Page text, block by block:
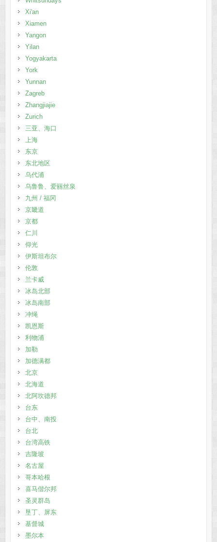
Xi'an
Xiamen
Yangon
Yilan
Yogyakarta
York
Yunnan
Zagreb
Zhangjiajie
Zurich
三亚、海口
上海
东京
东北地区
乌代浦
乌鲁鲁、爱丽丝泉
九州 / 福冈
京畿道
京都
仁川
仰光
伊斯坦布尔
伦敦
兰卡威
冰岛北部
冰岛南部
冲绳
凯恩斯
利物浦
加勒
加德满都
北京
北海道
北阿坎德邦
台东
台中、南投
台北
台湾高铁
吉隆坡
名古屋
哥本哈根
喜马偕尔邦
圣灵群岛
垦丁、屏东
基督城
墨尔本